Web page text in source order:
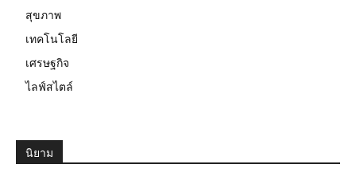
สุขภาพ
เทคโนโลยี
เศรษฐกิจ
ไลฟ์สไตล์
นิยาม